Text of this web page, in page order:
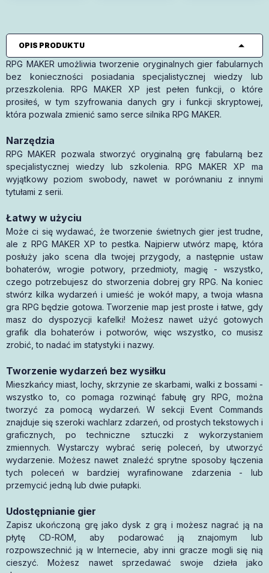
OPIS PRODUKTU
RPG MAKER umożliwia tworzenie oryginalnych gier fabularnych
bez konieczności posiadania specjalistycznej wiedzy lub
przeszkolenia. RPG MAKER XP jest pełen funkcji, o które
prosiłeś, w tym szyfrowania danych gry i funkcji skryptowej,
która pozwala zmienić samo serce silnika RPG MAKER.
Narzędzia
RPG MAKER pozwala stworzyć oryginalną grę fabularną bez
specjalistycznej wiedzy lub szkolenia. RPG MAKER XP ma
wyjątkowy poziom swobody, nawet w porównaniu z innymi
tytułami z serii.
Łatwy w użyciu
Może ci się wydawać, że tworzenie świetnych gier jest trudne,
ale z RPG MAKER XP to pestka. Najpierw utwórz mapę, która
posłuży jako scena dla twojej przygody, a następnie ustaw
bohaterów, wrogie potwory, przedmioty, magię - wszystko,
czego potrzebujesz do stworzenia dobrej gry RPG. Na koniec
stwórz kilka wydarzeń i umieść je wokół mapy, a twoja własna
gra RPG będzie gotowa. Tworzenie map jest proste i łatwe, gdy
masz do dyspozycji kafelki! Możesz nawet użyć gotowych
grafik dla bohaterów i potworów, więc wszystko, co musisz
zrobić, to nadać im statystyki i nazwy.
Tworzenie wydarzeń bez wysiłku
Mieszkańcy miast, lochy, skrzynie ze skarbami, walki z bossami -
wszystko to, co pomaga rozwinąć fabułę gry RPG, można
tworzyć za pomocą wydarzeń. W sekcji Event Commands
znajduje się szeroki wachlarz zdarzeń, od prostych tekstowych i
graficznych, po techniczne sztuczki z wykorzystaniem
zmiennych. Wystarczy wybrać serię poleceń, by utworzyć
wydarzenie. Możesz nawet znaleźć sprytne sposoby łączenia
tych poleceń w bardziej wyrafinowane zdarzenia - lub
przemycić jedną lub dwie pułapki.
Udostępnianie gier
Zapisz ukończoną grę jako dysk z grą i możesz nagrać ją na
płytę CD-ROM, aby podarować ją znajomym lub
rozpowszechnić ją w Internecie, aby inni gracze mogli się nią
cieszyć. Możesz nawet sprzedawać swoje dzieła jako